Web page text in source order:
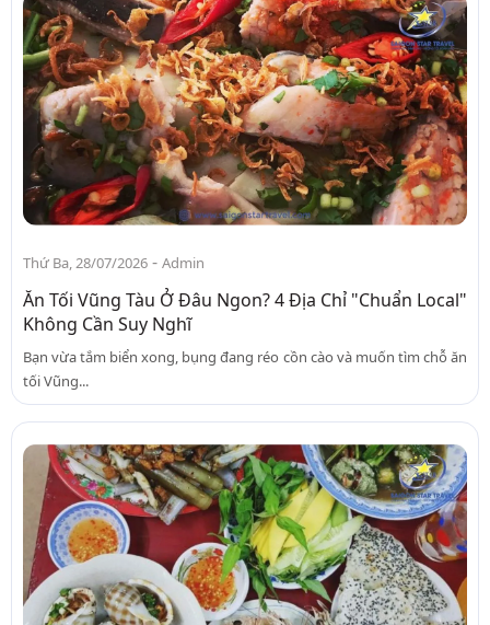
Thứ Ba, 28/07/2026 - Admin
Ăn Tối Vũng Tàu Ở Đâu Ngon? 4 Địa Chỉ "Chuẩn Local"
Không Cần Suy Nghĩ
Bạn vừa tắm biển xong, bụng đang réo cồn cào và muốn tìm chỗ ăn
tối Vũng...